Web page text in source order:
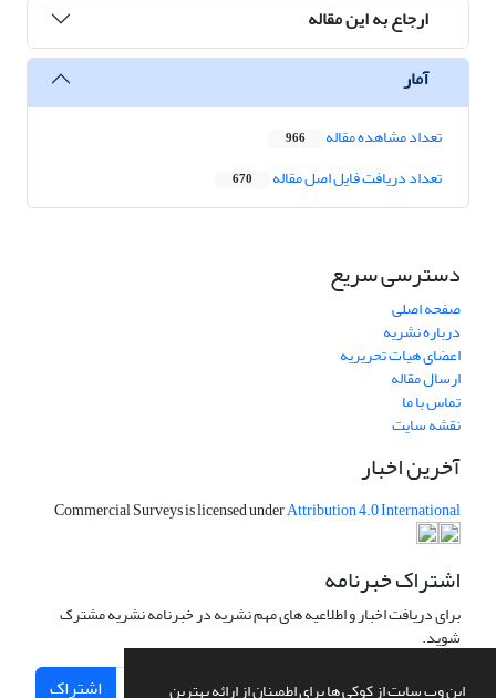
این وب سایت از کوکی ها برای اطمینان از ارائه بهترین
ارجاع به این مقاله
آمار
تعداد مشاهده مقاله 966
تعداد دریافت فایل اصل مقاله 670
دسترسی سریع
صفحه اصلی
درباره نشریه
اعضای هیات تحریریه
ارسال مقاله
تماس با ما
نقشه سایت
آخرین اخبار
Commercial Surveys is licensed underAttribution 4.0 International
اشتراک خبرنامه
برای دریافت اخبار و اطلاعیه های مهم نشریه در خبرنامه نشریه مشترک
شوید.
اشتراک